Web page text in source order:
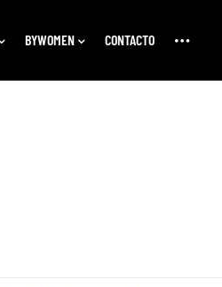
BYWOMEN CONTACTO